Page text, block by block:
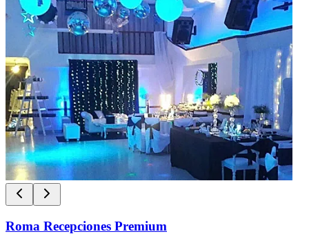
Roma Recepciones Premium